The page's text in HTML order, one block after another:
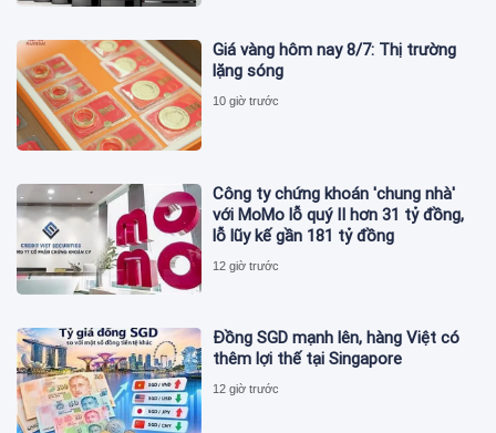
Giá vàng hôm nay 8/7: Thị trường
lặng sóng
10 giờ trước
Công ty chứng khoán 'chung nhà'
với MoMo lỗ quý II hơn 31 tỷ đồng,
lỗ lũy kế gần 181 tỷ đồng
12 giờ trước
Đồng SGD mạnh lên, hàng Việt có
thêm lợi thế tại Singapore
12 giờ trước